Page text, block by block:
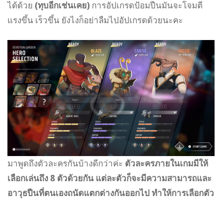
ได้ด้วย (ทุบอีกเช่นเคย) การอัปเกรดป้อมปืนมันจะโจมตี
แรงขึ้น เร็วขึ้น ยังไงก็อย่าลืมไปอัปเกรดด้วยนะคะ
มาพูดถึงตัวละครกันบ้างดีกว่าค่ะ ตัวละครภายในเกมมีให้
เลือกเล่นถึง 8 ตัวด้วยกัน แต่ละตัวก็จะมีความสามารถและ
อาวุธปืนที่ตนเองถนัดแตกต่างกันออกไป ทำให้การเลือกตัว